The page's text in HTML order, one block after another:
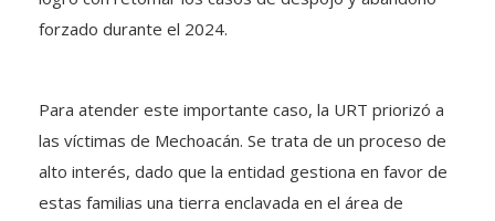
forzado durante el 2024.
Para atender este importante caso, la URT priorizó a
las víctimas de Mechoacán. Se trata de un proceso de
alto interés, dado que la entidad gestiona en favor de
estas familias una tierra enclavada en el área de